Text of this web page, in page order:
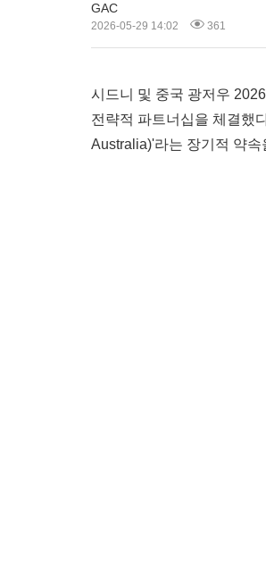
GAC
2026-05-29 14:02 361
시드니 및 중국 광저우
전략적 파트너십을 체결했
Australia)'라는 장기적 약